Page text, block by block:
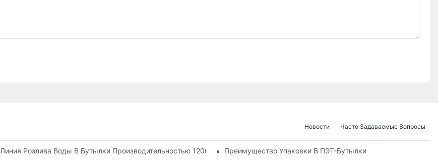
Часто Задаваемые Вопросы
Новости
Линия Розлива Воды В Бутылки Производительностью 12000 Бут./чПреимущество Упаковки В ПЭТ-Бутылки